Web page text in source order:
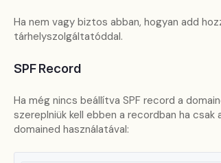
Ha nem vagy biztos abban, hogyan add
tárhelyszolgáltatóddal.
SPF Record
Ha még nincs beállítva SPF record a
szereplniük kell ebben a recordban ha
domained használatával: